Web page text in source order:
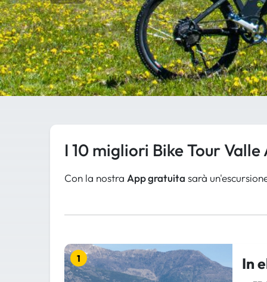
I 10 migliori Bike Tour
Con la nostra App gratuita sarà
1 In